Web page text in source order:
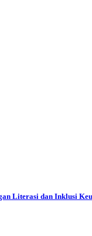
Literasi dan Inklusi